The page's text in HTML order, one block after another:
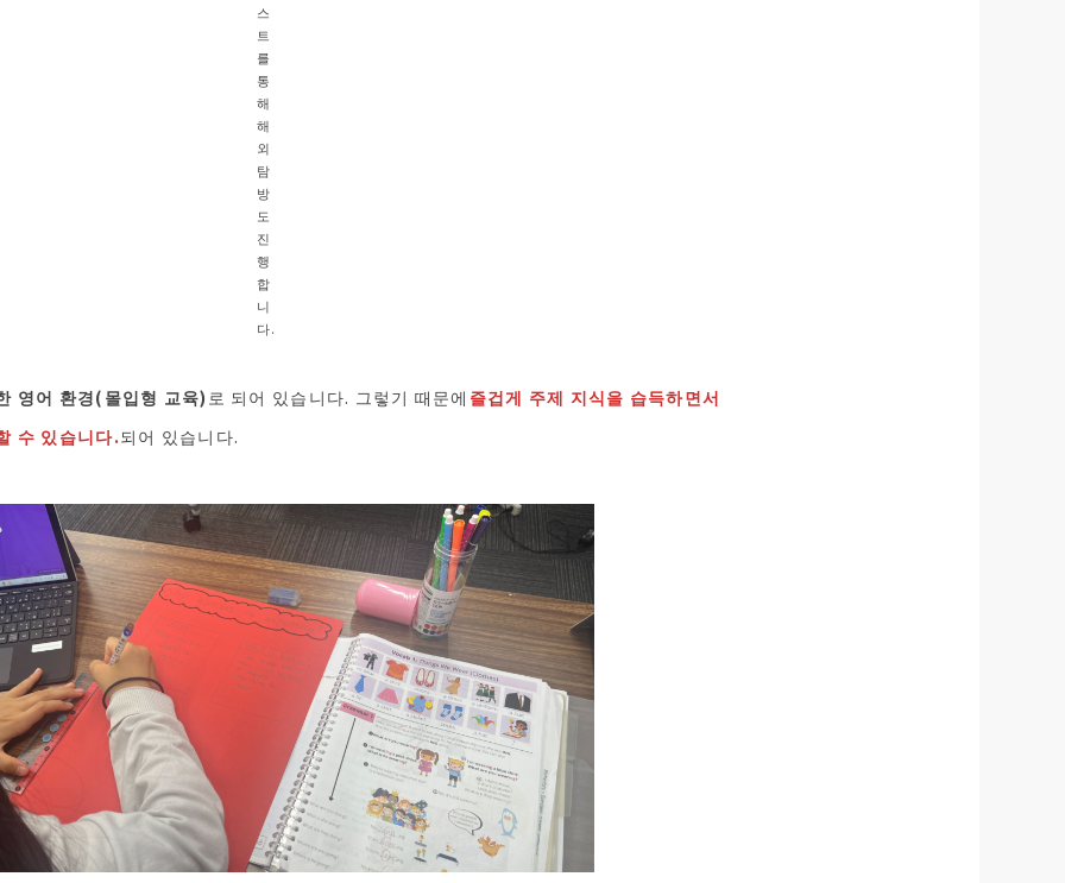
스
트
를
통
해
해
외
탐
방
도
진
행
합
니
다.
영어 환경(몰입형 교육) 로 되어 있습니다. 그렇기 때문에 즐겁게 주제 지식을 습득하면서
수 있습니다.되어 있습니다.